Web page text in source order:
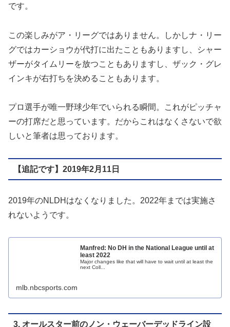
です。
この楽しみがア・リーグではありません。しかしナ・リー
グではカーショウが代打に出たこともありますし、シャー
ザーがタイムリーを放つこともありますし、ザック・グレ
インキが右打ちを決めることもあります。
プロ選手が唯一野球少年でいられる瞬間。これがピッチャ
ーの打席だと思っています。だからこれはなくさないで欲
しいと筆者は思っております。
【追記です】2019年2月11日
2019年のNLDHはなくなりました。2022年までは実施さ
れないようです。
Manfred: No DH in the National League until at
least 2022
Major changes like that will have to wait until at least the
next Coll...
mlb.nbcsports.com
3. オールスター前のノン・ウェーバーデッドライン設